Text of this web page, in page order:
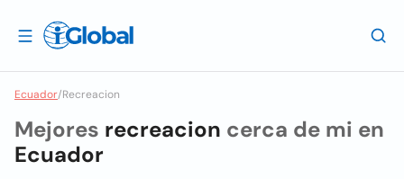
Ecuador/Recreacion
Mejores recreacion cerca de mi en
Ecuador